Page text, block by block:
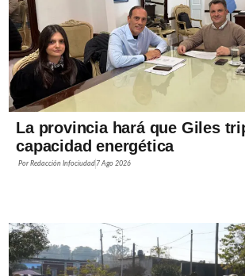
La provincia hará que Giles
capacidad energética
PorRedacción Infociudad 7 Ago 2026